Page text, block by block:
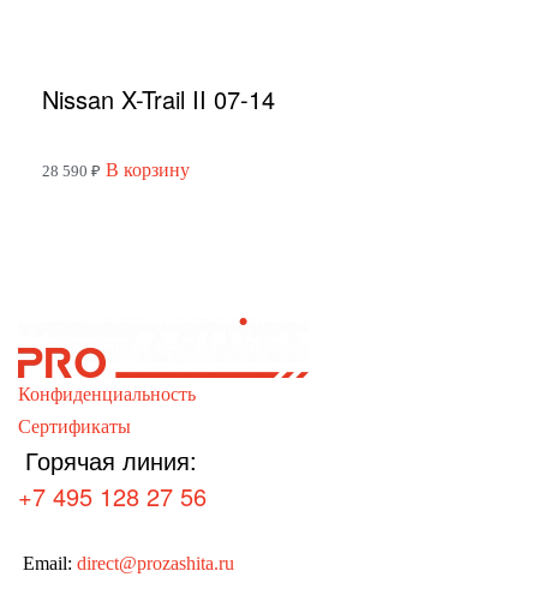
Nissan X-Trail II 07-14
28 590 ₽ В корзину
Конфиденциальность
Сертификаты
Горячая линия:
+7 495 128 27 56
Email: direct@prozashita.ru